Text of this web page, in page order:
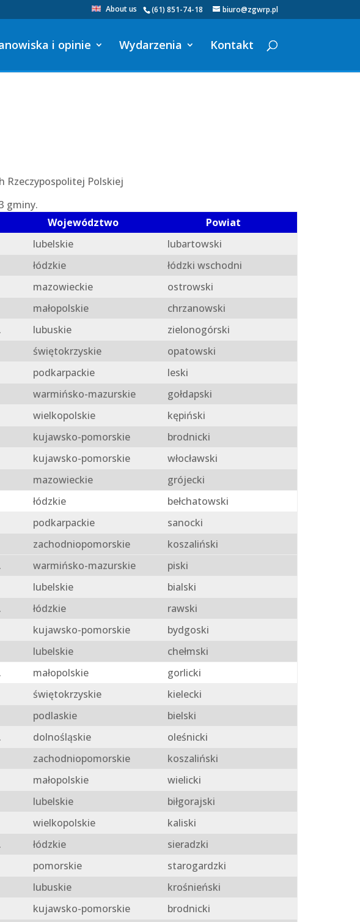
(61) 851-74-18 biuro@zgwrp.pl
About us
i opinie Wydarzenia Kontakt
Rzeczypospolitej Polskiej
gminy.
Województwo
Powiat
lubelskie
lubartowski
łódzkie
łódzki wschodni
mazowieckie
ostrowski
małopolskie
chrzanowski
lubuskie
zielonogórski
świętokrzyskie
opatowski
podkarpackie
leski
warmińsko-mazurskie
gołdapski
wielkopolskie
kępiński
kujawsko-pomorskie
brodnicki
kujawsko-pomorskie
włocławski
mazowieckie
grójecki
łódzkie
bełchatowski
podkarpackie
sanocki
zachodniopomorskie
koszaliński
warmińsko-mazurskie
piski
lubelskie
bialski
łódzkie
rawski
kujawsko-pomorskie
bydgoski
lubelskie
chełmski
małopolskie
gorlicki
świętokrzyskie
kielecki
podlaskie
bielski
dolnośląskie
oleśnicki
zachodniopomorskie
koszaliński
małopolskie
wielicki
lubelskie
biłgorajski
wielkopolskie
kaliski
łódzkie
sieradzki
pomorskie
starogardzki
lubuskie
krośnieński
kujawsko-pomorskie
brodnicki